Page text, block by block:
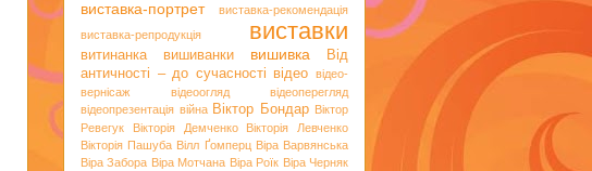
виставка-портрет
виставка-рекомендація
виставка-репродукція
виставки
витинанка вишиванки вишивка
Від
античності – до сучасності відео відео-
вернісаж
відеоогляд
відеоперегляд
відеопрезентація війна Віктор Бондар Віктор
Ревегук
Вікторія Демченко
Вікторія Левченко
Вікторія Пашуба Вілл Ґомперц Віра Варвянська
Віра Забора Віра Мотчана Віра Роїк Віра Черняк